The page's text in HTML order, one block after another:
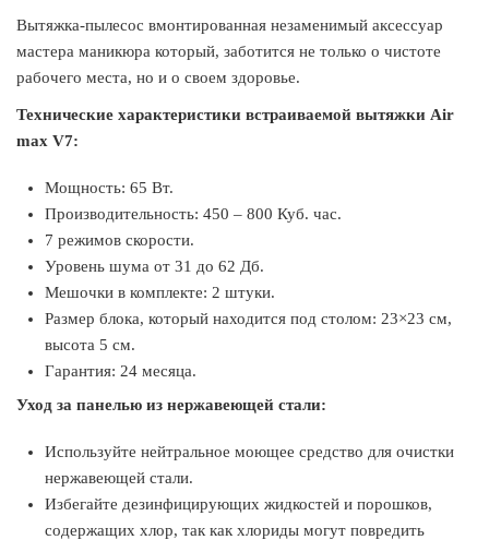
Вытяжка-пылесос вмонтированная незаменимый аксессуар
мастера маникюра который, заботится не только о чистоте
рабочего места, но и о своем здоровье.
Технические характеристики встраиваемой вытяжки Air
max V7:
Мощность: 65 Вт.
Производительность: 450 – 800 Куб. час.
7 режимов скорости.
Уровень шума от 31 до 62 Дб.
Мешочки в комплекте: 2 штуки.
Размер блока, который находится под столом: 23×23 см,
высота 5 см.
Гарантия: 24 месяца.
Уход за панелью из нержавеющей стали:
Используйте нейтральное моющее средство для очистки
нержавеющей стали.
Избегайте дезинфицирующих жидкостей и порошков,
содержащих хлор, так как хлориды могут повредить